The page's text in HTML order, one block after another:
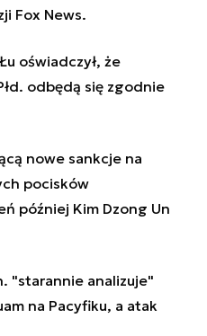
Fox News.
oświadczył, że
odbędą się zgodnie
nowe sankcje na
pocisków
później Kim Dzong Un
"starannie analizuje"
na Pacyfiku, a atak